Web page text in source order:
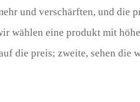
und verschärften, und die
wählen eine produkt mit
die preis; zweite, sehen